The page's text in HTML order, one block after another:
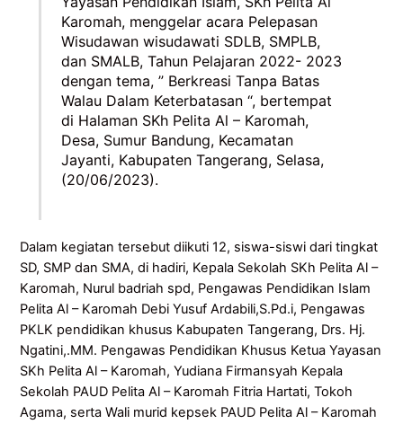
Karomah, menggelar acara Pelepasan
Wisudawan wisudawati SDLB, SMPLB,
dan SMALB, Tahun Pelajaran 2022- 2023
dengan tema, ” Berkreasi Tanpa Batas
Walau Dalam Keterbatasan “, bertempat
di Halaman SKh Pelita Al – Karomah,
Desa, Sumur Bandung, Kecamatan
Jayanti, Kabupaten Tangerang, Selasa,
(20/06/2023).
Dalam kegiatan tersebut diikuti 12, siswa-siswi dari tingkat
SD, SMP dan SMA, di hadiri, Kepala Sekolah SKh Pelita Al –
Karomah, Nurul badriah spd, Pengawas Pendidikan Islam
Pelita Al – Karomah Debi Yusuf Ardabili,S.Pd.i, Pengawas
PKLK pendidikan khusus Kabupaten Tangerang, Drs. Hj.
Ngatini,.MM. Pengawas Pendidikan Khusus Ketua Yayasan
SKh Pelita Al – Karomah, Yudiana Firmansyah Kepala
Sekolah PAUD Pelita Al – Karomah Fitria Hartati, Tokoh
Agama, serta Wali murid kepsek PAUD Pelita Al – Karomah